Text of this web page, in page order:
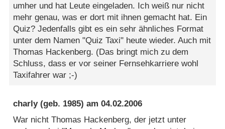
umher und hat Leute eingeladen. Ich weiß nur nicht
mehr genau, was er dort mit ihnen gemacht hat. Ein
Quiz? Jedenfalls gibt es ein sehr ähnliches Format
unter dem Namen "Quiz Taxi" heute wieder. Auch mit
Thomas Hackenberg. (Das bringt mich zu dem
Schluss, dass er vor seiner Fernsehkarriere wohl
Taxifahrer war ;-)
charly(geb. 1985) am04.02.2006
War nicht Thomas Hackenberg, der jetzt unter